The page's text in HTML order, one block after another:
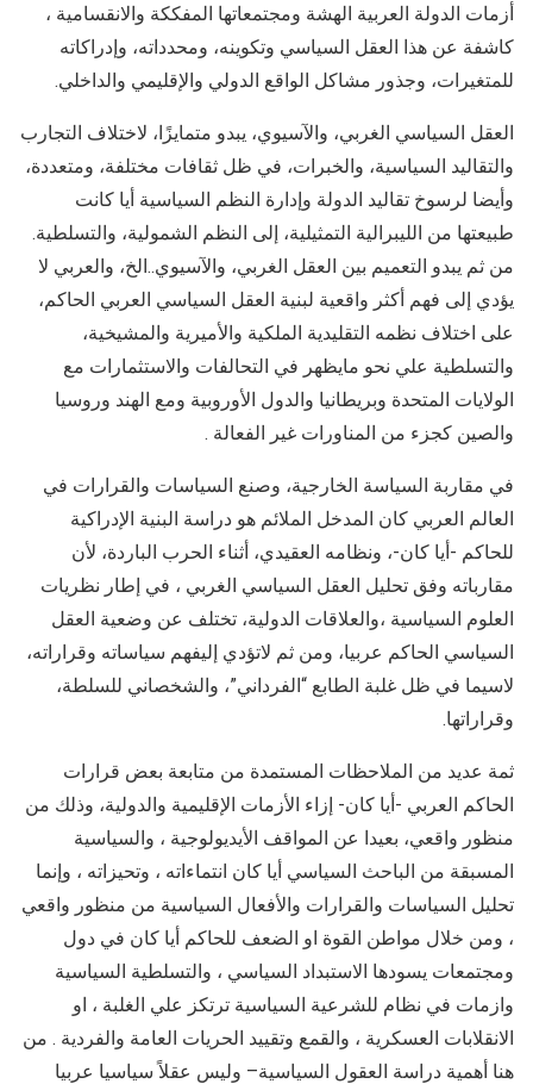
أزمات الدولة العربية الهشة ومجتمعاتها المفككة والانقسامية ،
كاشفة عن هذا العقل السياسي وتكوينه، ومحدداته، وإدراكاته
للمتغيرات، وجذور مشاكل الواقع الدولي والإقليمي والداخلي.
العقل السياسي الغربي، والآسيوي، يبدو متمايزًا، لاختلاف التجارب
والتقاليد السياسية، والخبرات، في ظل ثقافات مختلفة، ومتعددة،
وأيضا لرسوخ تقاليد الدولة وإدارة النظم السياسية أيا كانت
طبيعتها من الليبرالية التمثيلية، إلى النظم الشمولية، والتسلطية.
من ثم يبدو التعميم بين العقل الغربي، والآسيوي..الخ، والعربي لا
يؤدي إلى فهم أكثر واقعية لبنية العقل السياسي العربي الحاكم،
على اختلاف نظمه التقليدية الملكية والأميرية والمشيخية،
والتسلطية علي نحو مايظهر في التحالفات والاستثمارات مع
الولايات المتحدة وبريطانيا والدول الأوروبية ومع الهند وروسيا
والصين كجزء من المناورات غير الفعالة .
في مقاربة السياسة الخارجية، وصنع السياسات والقرارات في
العالم العربي كان المدخل الملائم هو دراسة البنية الإدراكية
للحاكم -أيا كان-، ونظامه العقيدي، أثناء الحرب الباردة، لأن
مقارباته وفق تحليل العقل السياسي الغربي ، في إطار نظريات
العلوم السياسية ،والعلاقات الدولية، تختلف عن وضعية العقل
السياسي الحاكم عربيا، ومن ثم لاتؤدي إليفهم سياساته وقراراته،
لاسيما في ظل غلبة الطابع “الفرداني”، والشخصاني للسلطة،
وقراراتها.
ثمة عديد من الملاحظات المستمدة من متابعة بعض قرارات
الحاكم العربي -أيا كان- إزاء الأزمات الإقليمية والدولية، وذلك من
منظور واقعي، بعيدا عن المواقف الأيديولوجية ، والسياسية
المسبقة من الباحث السياسي أيا كان انتماءاته ، وتحيزاته ، وإنما
تحليل السياسات والقرارات والأفعال السياسية من منظور واقعي
، ومن خلال مواطن القوة او الضعف للحاكم أيا كان في دول
ومجتمعات يسودها الاستبداد السياسي ، والتسلطية السياسية
وازمات في نظام للشرعية السياسية ترتكز علي الغلبة ، او
الانقلابات العسكرية ، والقمع وتقييد الحريات العامة والفردية . من
هنا أهمية دراسة العقول السياسية– وليس عقلاً سياسيا عربيا